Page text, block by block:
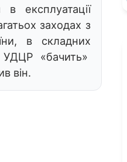
експлуатації
заходах з
в складних
«бачить»
він.